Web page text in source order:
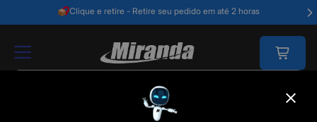
Clique e retire - Retire seu pedido em até 2 horas